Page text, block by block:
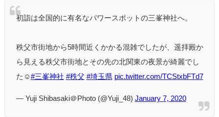
初詣は全国的に有名なパワースポットの三峯神社へ。
秩父市街地から5時間近くかかる混雑でしたが、遥拝殿か
ら見える秩父市街地とその先の北関東の夜景が綺麗でし
た☺️#三峯神社 #秩父 #埼玉県 pic.twitter.com/TCStxbFTd7
— Yuji Shibasaki＠Photo (@Yuji_48) January 7, 2020